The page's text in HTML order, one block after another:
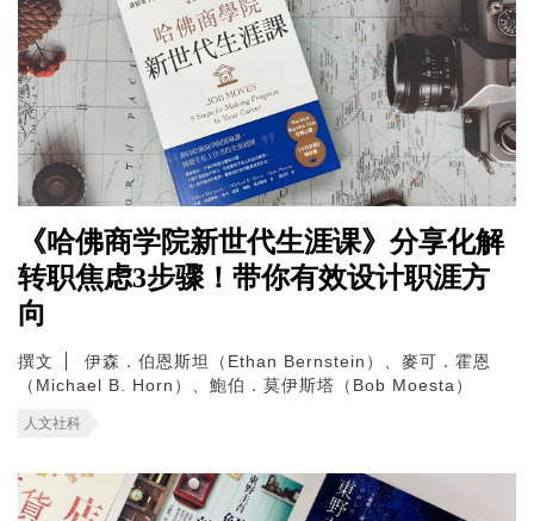
《哈佛商学院新世代生涯课》分享化解
转职焦虑3步骤！带你有效设计职涯方
向
撰文
伊森．伯恩斯坦（Ethan Bernstein）、麥可．霍恩
（Michael B. Horn）、鮑伯．莫伊斯塔（Bob Moesta）
人文社科